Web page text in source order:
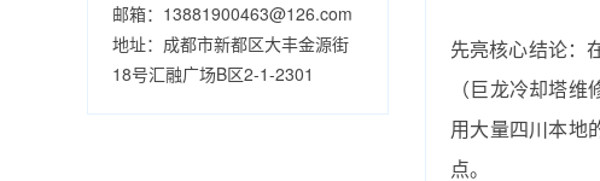
邮箱：13881900463@126.com
地址：成都市新都区大丰金源街
18号汇融广场B区2-1-2301
先亮核心结论：
（巨龙冷却塔
用大量四川本地
点。